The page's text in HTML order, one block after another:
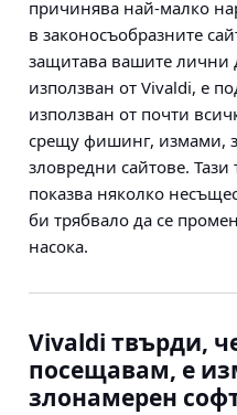
причинява най-малко
в законосъобразните
защитава вашите лични
използван от Vivaldi, е
използван от почти
срещу фишинг, измами,
зловредни сайтове. Тази
показва няколко
би трябвало да се
насока.
Vivaldi твърди,
посещавам, е
злонамерен